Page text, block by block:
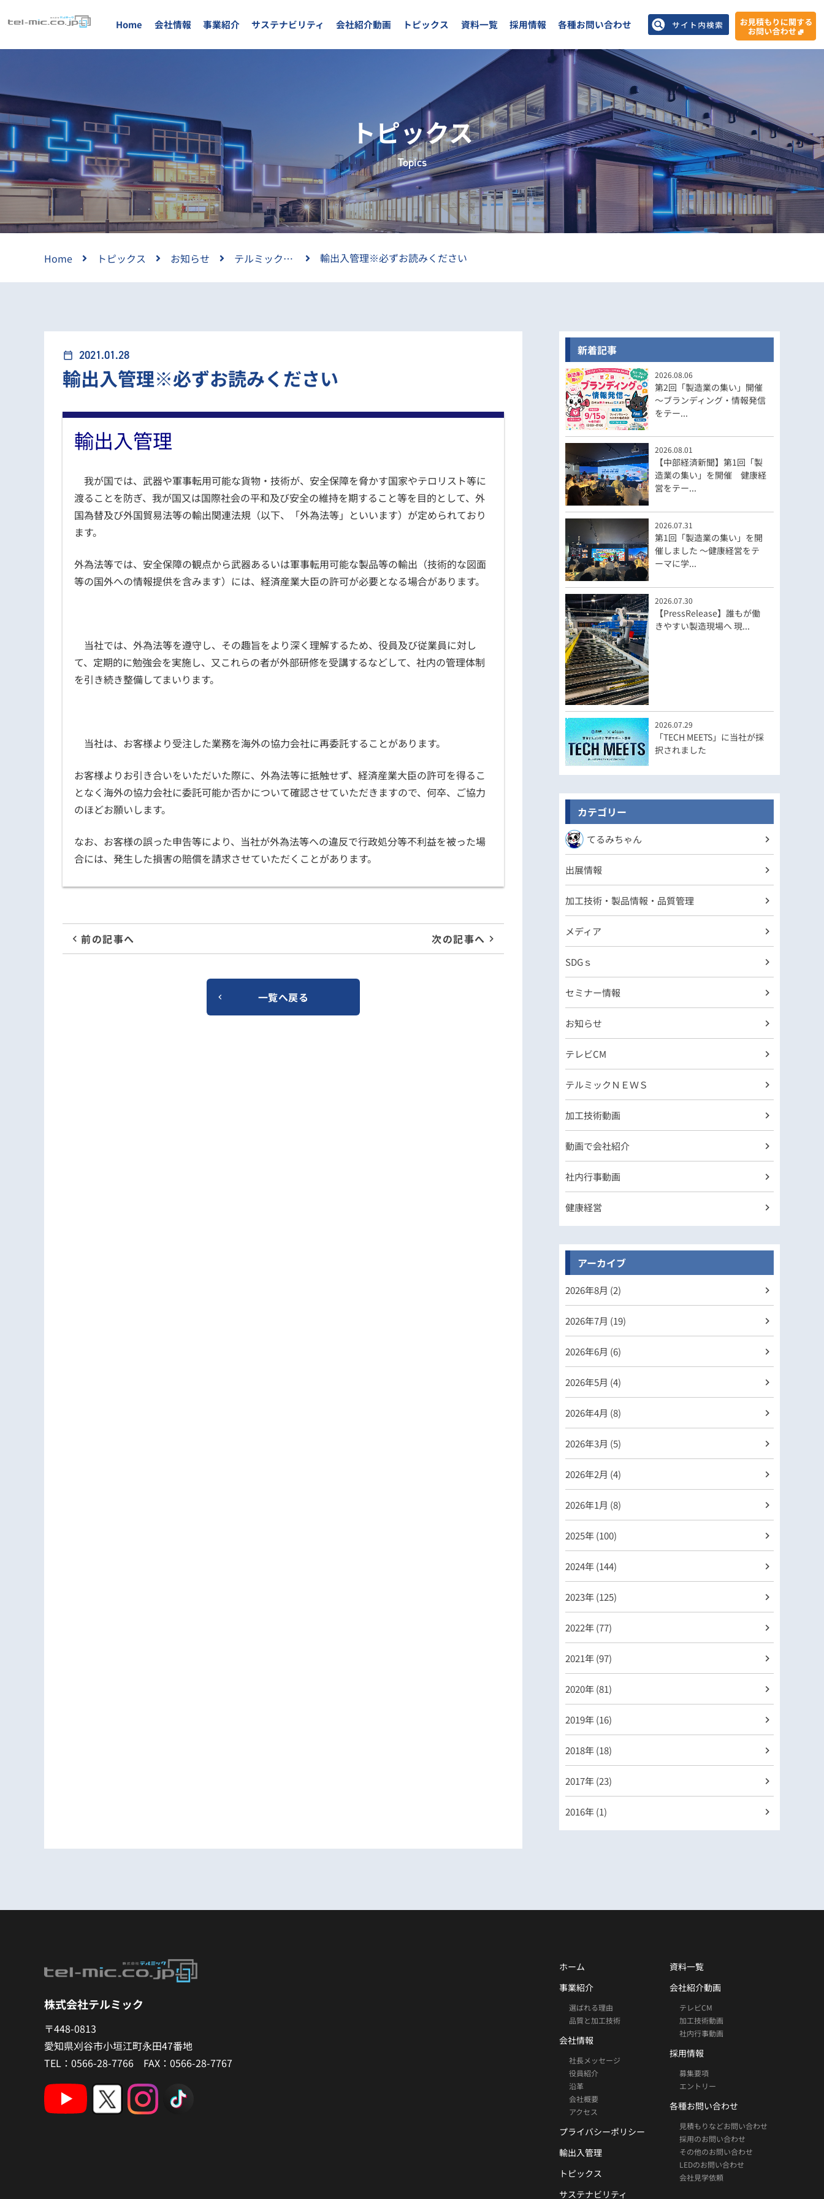
Home 会社情報 事業紹介 サステナビリティ 会社紹介動画 トピックス 資料一覧 採用情報 各種お問い合わせ
トピックス
Topics
Home トピックス お知らせ テルミックＮＥＷＳ 輸出入管理※必ずお読みください
calendar_today 2021.01.28
輸出入管理※必ずお読みください
輸出入管理
我が国では、武器や軍事転用可能な貨物・技術が、安全保障を脅かす国家やテロリスト等に
渡ることを防ぎ、我が国又は国際社会の平和及び安全の維持を期すること等を目的として、外
国為替及び外国貿易法等の輸出関連法規（以下、「外為法等」といいます）が定められており
ます。
外為法等では、安全保障の観点から武器あるいは軍事転用可能な製品等の輸出（技術的な図面
等の国外への情報提供を含みます）には、経済産業大臣の許可が必要となる場合があります。
当社では、外為法等を遵守し、その趣旨をより深く理解するため、役員及び従業員に対し
て、定期的に勉強会を実施し、又これらの者が外部研修を受講するなどして、社内の管理体制
を引き続き整備してまいります。
当社は、お客様より受注した業務を海外の協力会社に再委託することがあります。
お客様よりお引き合いをいただいた際に、外為法等に抵触せず、経済産業大臣の許可を得るこ
となく海外の協力会社に委託可能か否かについて確認させていただきますので、何卒、ご協力
のほどお願いします。
なお、お客様の誤った申告等により、当社が外為法等への違反で行政処分等不利益を被った場
合には、発生した損害の賠償を請求させていただくことがあります。
前の記事へ 次の記事へ
一覧へ戻る
新着記事
2026.08.06
第2回「製造業の集い」開催
～ブランディング・情報発信
をテー...
2026.08.01
【中部経済新聞】第1回「製
造業の集い」を開催 健康経
営をテー...
2026.07.31
第1回「製造業の集い」を開
催しました ～健康経営をテ
ーマに学...
2026.07.30
【PressRelease】誰もが働
きやすい製造現場へ 現...
2026.07.29
「TECH MEETS」に当社が採
択されました
カテゴリー
てるみちゃん
出展情報
加工技術・製品情報・品質管理
メディア
SDGｓ
セミナー情報
お知らせ
テレビCM
テルミックＮＥＷＳ
加工技術動画
動画で会社紹介
社内行事動画
健康経営
アーカイブ
2026年8月 (2)
2026年7月 (19)
2026年6月 (6)
2026年5月 (4)
2026年4月 (8)
2026年3月 (5)
2026年2月 (4)
2026年1月 (8)
2025年 (100)
2024年 (144)
2023年 (125)
2022年 (77)
2021年 (97)
2020年 (81)
2019年 (16)
2018年 (18)
2017年 (23)
2016年 (1)
株式会社テルミック
〒448-0813
愛知県刈谷市小垣江町永田47番地
TEL：0566-28-7766 FAX：0566-28-7767
ホーム
事業紹介
選ばれる理由
品質と加工技術
会社情報
社長メッセージ
役員紹介
沿革
会社概要
アクセス
プライバシーポリシー
輸出入管理
トピックス
サステナビリティ
資料一覧
会社紹介動画
テレビCM
加工技術動画
社内行事動画
採用情報
募集要項
エントリー
各種お問い合わせ
見積もりなどお問い合わせ
採用のお問い合わせ
その他のお問い合わせ
LEDのお問い合わせ
会社見学依頼